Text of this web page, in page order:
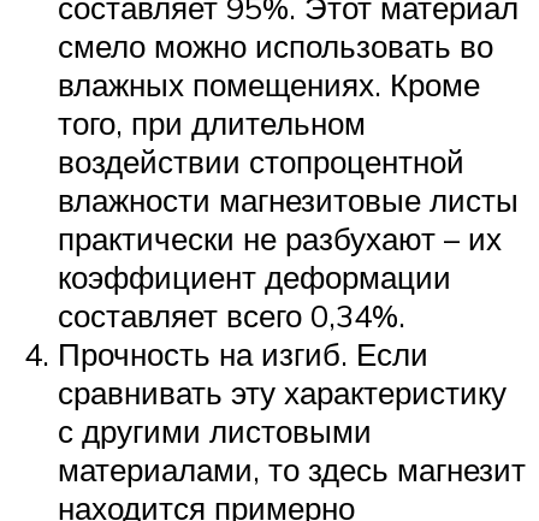
смело можно использовать во
влажных помещениях. Кроме
того, при длительном
воздействии стопроцентной
влажности магнезитовые листы
практически не разбухают – их
коэффициент деформации
составляет всего 0,34%.
Прочность на изгиб. Если
сравнивать эту характеристику
с другими листовыми
материалами, то здесь магнезит
находится примерно